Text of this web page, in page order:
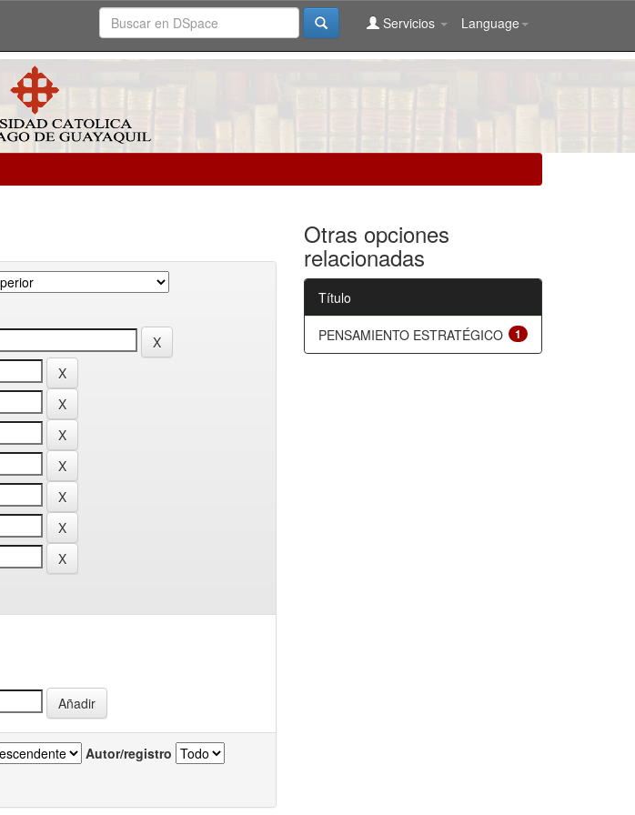
Language
Servicios
Autor/registro
Otras opciones
relacionadas
Título
1
PENSAMIENTO ESTRATÉGICO